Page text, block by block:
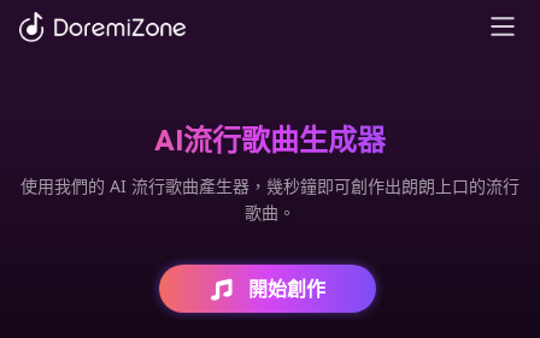
AI流行歌曲生成器
使用我們的 AI 流行歌曲產生器，幾秒鐘即可創作出朗朗上口的流行
歌曲。
開始創作